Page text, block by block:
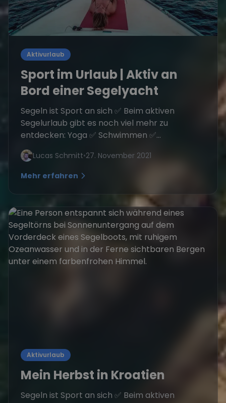
Aktivurlaub
Sport im Urlaub | Aktiv an
Bord einer Segelyacht
Segeln ist Sport an sich ✅ Beim aktiven
Segelurlaub gibt es noch viel mehr zu
entdecken: Yoga ✅ Schwimmen ✅...
Lucas Schmitt•27. November 2021
Mehr erfahren
Aktivurlaub
Mein Herbst in Kroatien
Segeln ist Sport an sich ✅ Beim aktiven